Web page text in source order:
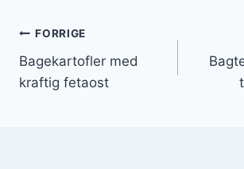
Indlægsnavigation
FORRIGE
Bagekartofler med
kraftig fetaost